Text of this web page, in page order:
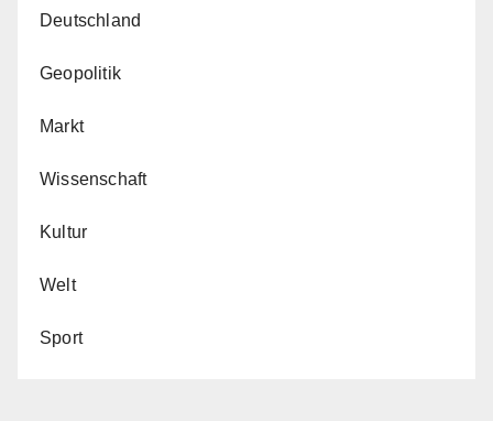
Deutschland
Geopolitik
Markt
Wissenschaft
Kultur
Welt
Sport